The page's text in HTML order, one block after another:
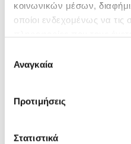
κοινωνικών μέσων,
οποίοι ενδεχομένως να
των υπηρεσιών τους.
συγκατάθεσης
Αναγκαία
Προτιμήσεις
Στατιστικά
SMD GOLF BULBS
A BULBS B22
CANDLE BULBS E14